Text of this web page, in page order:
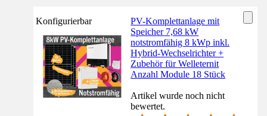
Konfigurierbar
PV-Komplettanlage mit
Speicher 7,68 kW
notstromfähig 8 kWp inkl.
Hybrid-Wechselrichter +
Zubehör für Welleternit
Anzahl Module 18 Stück
Artikel wurde noch nicht
bewertet.